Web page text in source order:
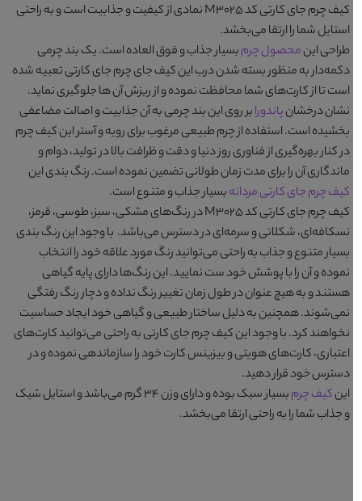
کیف چرم جای کارتی کد M3025
نمادی از کیفیت و جذابیت است و به راحتی
استایل شما را ارتقا می‌بخشد.
طراحی اینمحصول چرمبسیار جذاب و فوق العاده است. یک بند چرمی
دکمه‌دار به منظور بسته شدن درب این کیف جای چرم جای کارتی تعبیه شده
است تا از کارت‌های شما محافظت نموده و از ریزش آن ها جلوگیری نماید.
نشان درخشانپاندورابر روی این بند چرمی به آن جذابیت و اصالت مضاعفی
بخشیده است. استفاده از چرم طبیعی مرغوب برای رویه و آستر این کیف چرم
در کنار بهره‌گیری از فناوری روز دنیا و دقت و ظرافت بالا در تولید، دوام و
ماندگاری آن را برای مدت زمان طولانی تضمین نموده است. رنگ بندی این
کیف چرم جای کارتی مردانهبسیار جذاب و متنوع است.
کیف چرم جای کارتی کد M3025
در رنگ‌هایمشکی، سبز، طوسی، قرمز،
نسکافه‌ای، شکلاتی و سرمه‌ایدر دسترس می‌باشد. با وجود این رنگ بندی
بسیار متنوع و جذاب به راحتی می‌توانید رنگ مورد علاقه خود را انتخاب
نموده و آن را با پوشش خود ست نمایید. این رنگ‌ها دارای پایه گیاهی
هستند و به هیچ عنوان در طول زمان تغییر رنگ نداده و دچار رنگ رفتگی
نمی‌شوند. همچنین به دلیل ساختار طبیعی و گیاهی خود ایجاد حساسیت
نخواهند کرد. با وجود این کیف چرم جای کارتی به راحتی می‌توانید کارت‌های
اعتباری، کارت‌های هویتی و بیزینس کارت خود را سازماندهی نموده و در
دسترس خود قرار دهید.
اینکیف چرم
بسیار سبک بوده و دارای وزن ۳۴ گرم می‌باشد و استایل شیک
و جذاب شما را به راحتی ارتقا می‌بخشد.